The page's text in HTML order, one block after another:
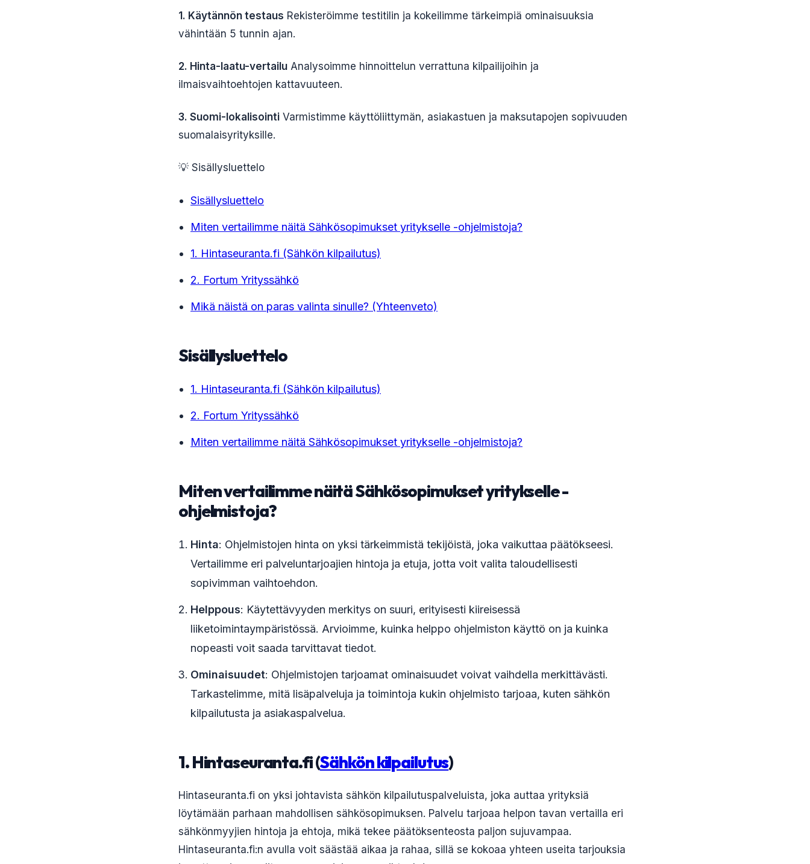
1. Käytännön testaus Rekisteröimme testitilin ja kokeilimme tärkeimpiä ominaisuuksia
vähintään 5 tunnin ajan.
2. Hinta-laatu-vertailu Analysoimme hinnoittelun verrattuna kilpailijoihin ja
ilmaisvaihtoehtojen kattavuuteen.
3. Suomi-lokalisointi Varmistimme käyttöliittymän, asiakastuen ja maksutapojen sopivuuden
suomalaisyrityksille.
💡 Sisällysluettelo
Sisällysluettelo
Miten vertailimme näitä Sähkösopimukset yritykselle -ohjelmistoja?
1. Hintaseuranta.fi (Sähkön kilpailutus)
2. Fortum Yrityssähkö
Mikä näistä on paras valinta sinulle? (Yhteenveto)
Sisällysluettelo
1. Hintaseuranta.fi (Sähkön kilpailutus)
2. Fortum Yrityssähkö
Miten vertailimme näitä Sähkösopimukset yritykselle -ohjelmistoja?
Miten vertailimme näitä Sähkösopimukset yritykselle -
ohjelmistoja?
Hinta: Ohjelmistojen hinta on yksi tärkeimmistä tekijöistä, joka vaikuttaa päätökseesi.
Vertailimme eri palveluntarjoajien hintoja ja etuja, jotta voit valita taloudellisesti
sopivimman vaihtoehdon.
Helppous: Käytettävyyden merkitys on suuri, erityisesti kiireisessä
liiketoimintaympäristössä. Arvioimme, kuinka helppo ohjelmiston käyttö on ja kuinka
nopeasti voit saada tarvittavat tiedot.
Ominaisuudet: Ohjelmistojen tarjoamat ominaisuudet voivat vaihdella merkittävästi.
Tarkastelimme, mitä lisäpalveluja ja toimintoja kukin ohjelmisto tarjoaa, kuten sähkön
kilpailutusta ja asiakaspalvelua.
1. Hintaseuranta.fi (Sähkön kilpailutus)
Hintaseuranta.fi on yksi johtavista sähkön kilpailutuspalveluista, joka auttaa yrityksiä
löytämään parhaan mahdollisen sähkösopimuksen. Palvelu tarjoaa helpon tavan vertailla eri
sähkönmyyjien hintoja ja ehtoja, mikä tekee päätöksenteosta paljon sujuvampaa.
Hintaseuranta.fi:n avulla voit säästää aikaa ja rahaa, sillä se kokoaa yhteen useita tarjouksia